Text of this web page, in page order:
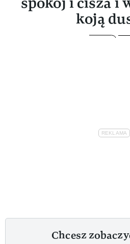
koją
Chcesz